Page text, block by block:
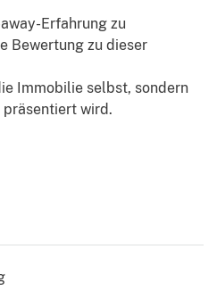
Erfahrung zu
Bewertung zu dieser
Immobilie selbst, sondern
präsentiert wird.